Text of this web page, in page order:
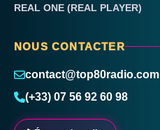
REAL ONE (REAL PLAYER)
NOUS CONTACTER
contact@top80radio.com
(+33) 07 56 92 60 98